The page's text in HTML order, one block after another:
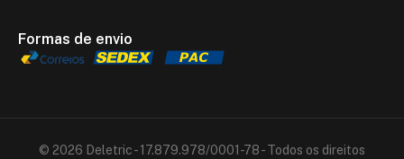
Formas de envio
© 2026 Deletric - 17.879.978/0001-78 - Todos os direitos